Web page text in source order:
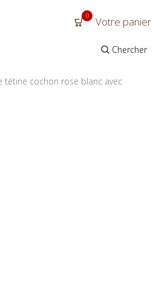
0 Votre panier
Chercher
tétine cochon rose blanc avec